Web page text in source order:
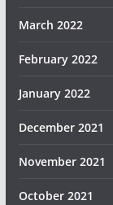
March 2022
February 2022
January 2022
December 2021
November 2021
October 2021